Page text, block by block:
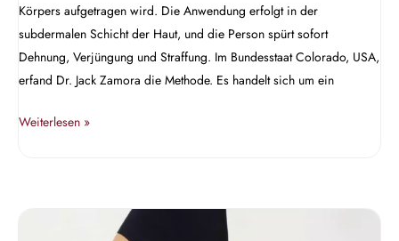
Körpers aufgetragen wird. Die Anwendung erfolgt in der
subdermalen Schicht der Haut, und die Person spürt sofort
Dehnung, Verjüngung und Straffung. Im Bundesstaat Colorado, USA,
erfand Dr. Jack Zamora die Methode. Es handelt sich um ein
Weiterlesen »
Oberschenkelstraffung